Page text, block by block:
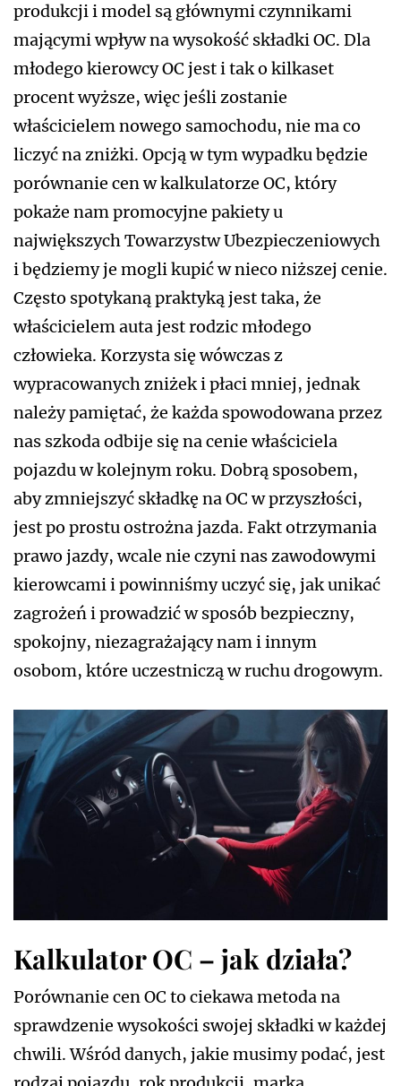
produkcji i model są głównymi czynnikami
mającymi wpływ na wysokość składki OC. Dla
młodego kierowcy OC jest i tak o kilkaset
procent wyższe, więc jeśli zostanie
właścicielem nowego samochodu, nie ma co
liczyć na zniżki. Opcją w tym wypadku będzie
porównanie cen w kalkulatorze OC, który
pokaże nam promocyjne pakiety u
największych Towarzystw Ubezpieczeniowych
i będziemy je mogli kupić w nieco niższej cenie.
Często spotykaną praktyką jest taka, że
właścicielem auta jest rodzic młodego
człowieka. Korzysta się wówczas z
wypracowanych zniżek i płaci mniej, jednak
należy pamiętać, że każda spowodowana przez
nas szkoda odbije się na cenie właściciela
pojazdu w kolejnym roku. Dobrą sposobem,
aby zmniejszyć składkę na OC w przyszłości,
jest po prostu ostrożna jazda. Fakt otrzymania
prawo jazdy, wcale nie czyni nas zawodowymi
kierowcami i powinniśmy uczyć się, jak unikać
zagrożeń i prowadzić w sposób bezpieczny,
spokojny, niezagrażający nam i innym
osobom, które uczestniczą w ruchu drogowym.
Kalkulator OC – jak działa?
Porównanie cen OC to ciekawa metoda na
sprawdzenie wysokości swojej składki w każdej
chwili. Wśród danych, jakie musimy podać, jest